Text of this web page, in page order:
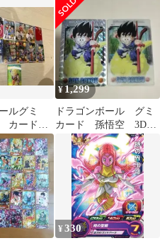
ールグミ
カード計
¥ 1,299
ドラゴンボール グミ
カード 孫悟空 3Dカ
ード ホログラム
¥330